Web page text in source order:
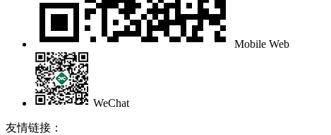
Mobile Web
WeChat
友情链接：